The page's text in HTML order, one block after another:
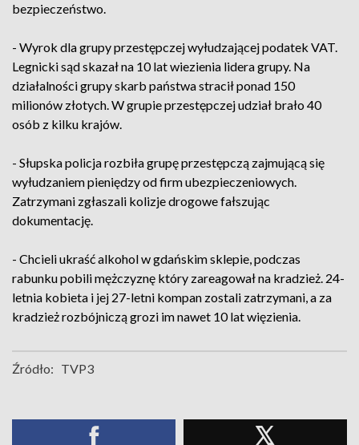
bezpieczeństwo.
- Wyrok dla grupy przestępczej wyłudzającej podatek VAT.
Legnicki sąd skazał na 10 lat wiezienia lidera grupy. Na
działalności grupy skarb państwa stracił ponad 150
milionów złotych. W grupie przestępczej udział brało 40
osób z kilku krajów.
- Słupska policja rozbiła grupę przestępczą zajmującą się
wyłudzaniem pieniędzy od firm ubezpieczeniowych.
Zatrzymani zgłaszali kolizje drogowe fałszując
dokumentację.
- Chcieli ukraść alkohol w gdańskim sklepie, podczas
rabunku pobili mężczyznę który zareagował na kradzież. 24-
letnia kobieta i jej 27-letni kompan zostali zatrzymani, a za
kradzież rozbójniczą grozi im nawet 10 lat więzienia.
Źródło: TVP3